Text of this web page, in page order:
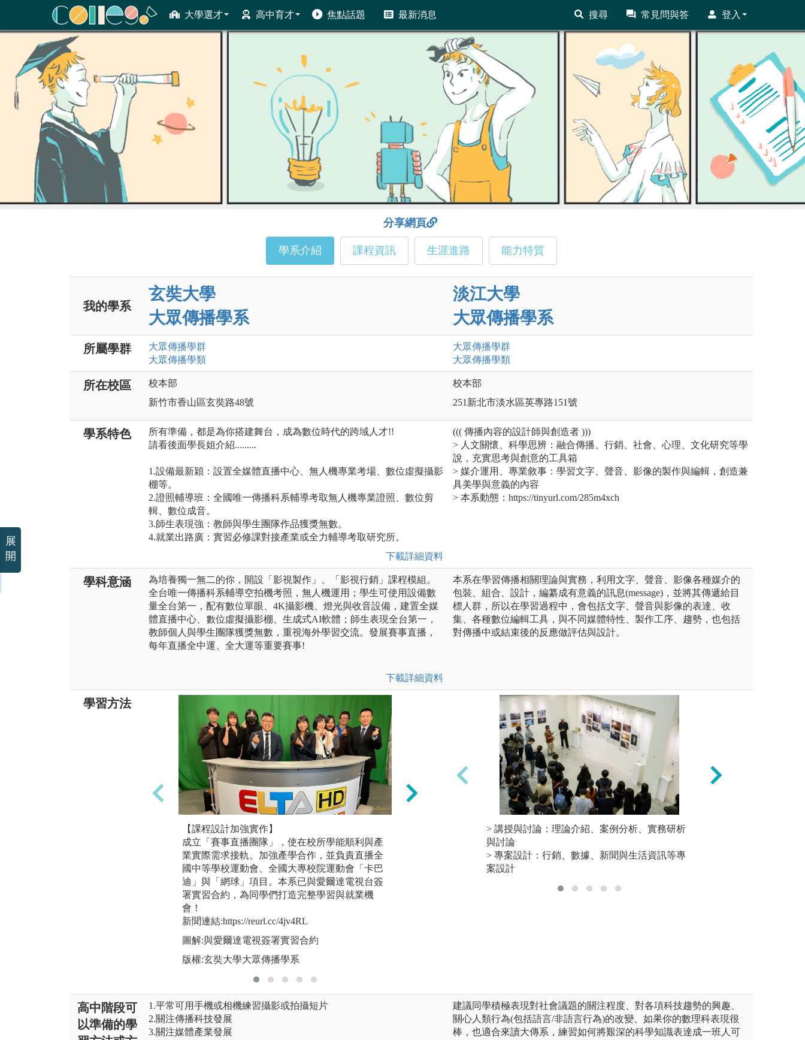
大學選才 高中育才 焦點話題 最新消息 搜尋 常見問與答 登入
ColleGo! 大學選才與高中育才輔助系統
分享網頁
學系介紹 課程資訊 生涯進路 能力特質
我的學系
玄奘大學
大眾傳播學系
淡江大學
大眾傳播學系
所屬學群 大眾傳播學群
大眾傳播學類
大眾傳播學群
大眾傳播學類
所在校區
校本部
新竹市香山區玄奘路48號
校本部
251新北市淡水區英專路151號
學系特色
所有準備，都是為你搭建舞台，成為數位時代的跨域人才!!
請看後面學長姐介紹.........
1.設備最新穎：設置全媒體直播中心、無人機專業考場、數位虛擬攝影
棚等。
2.證照輔導班：全國唯一傳播科系輔導考取無人機專業證照、數位剪
輯、數位成音。
3.師生表現強：教師與學生團隊作品獲獎無數。
4.就業出路廣：實習必修課對接產業或全力輔導考取研究所。
下載詳細資料
((( 傳播內容的設計師與創造者 )))
> 人文關懷、科學思辨：融合傳播、行銷、社會、心理、文化研究等學
說，充實思考與創意的工具箱
> 媒介運用、專業敘事：學習文字、聲音、影像的製作與編輯，創造兼
具美學與意義的內容
> 本系動態：https://tinyurl.com/285m4xch
學科意涵
為培養獨一無二的你，開設「影視製作」、「影視行銷」課程模組。
全台唯一傳播科系輔導空拍機考照，無人機運用；學生可使用設備數
量全台第一，配有數位單眼、4K攝影機、燈光與收音設備，建置全媒
體直播中心、數位虛擬攝影棚、生成式AI軟體；師生表現全台第一，
教師個人與學生團隊獲獎無數，重視海外學習交流。發展賽事直播，
每年直播全中運、全大運等重要賽事!
下載詳細資料
本系在學習傳播相關理論與實務，利用文字、聲音、影像各種媒介的
包裝、組合、設計，編纂成有意義的訊息(message)，並將其傳遞給目
標人群，所以在學習過程中，會包括文字、聲音與影像的表達、收
集、各種數位編輯工具，與不同媒體特性、製作工序、趨勢，也包括
對傳播中或結束後的反應做評估與設計。
學習方法
【課程設計加強實作】
成立「賽事直播團隊」，使在校所學能順利與產
業實際需求接軌。加強產學合作，並負責直播全
國中等學校運動會、全國大專校院運動會「卡巴
迪」與「網球」項目。本系已與愛爾達電視台簽
署實習合約，為同學們打造完整學習與就業機
會！
新聞連結:https://reurl.cc/4jv4RL
圖解:與愛爾達電視簽署實習合約
版權:玄奘大學大眾傳播學系
【證照輔導提升實力】
全台唯一傳播科系開設「空拍機證照」輔導課
程，於校內規劃一比一空拍考照場地並提供空拍
機，輔導同學們考取空拍專業證照。另加強輔導
> 講授與討論：理論介紹、案例分析、實務研析
與討論
> 專案設計：行銷、數據、新聞與生活資訊等專
案設計
高中階段可
以準備的學
1.平常可用手機或相機練習攝影或拍攝短片
2.關注傳播科技發展
3.關注媒體產業發展
建議同學積極表現對社會議題的關注程度、對各項科技趨勢的興趣、
關心人類行為(包括語言/非語言行為)的改變、如果你的數理科表現很
棒，也適合來讀大傳系，練習如何將艱深的科學知識表達成一班人可
展
開